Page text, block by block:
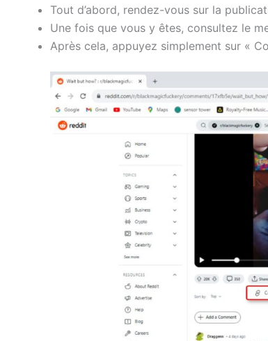
Tout d’abord, rendez-vous sur la
Une fois que vous y êtes, consultez le
Après cela, appuyez simplement sur «